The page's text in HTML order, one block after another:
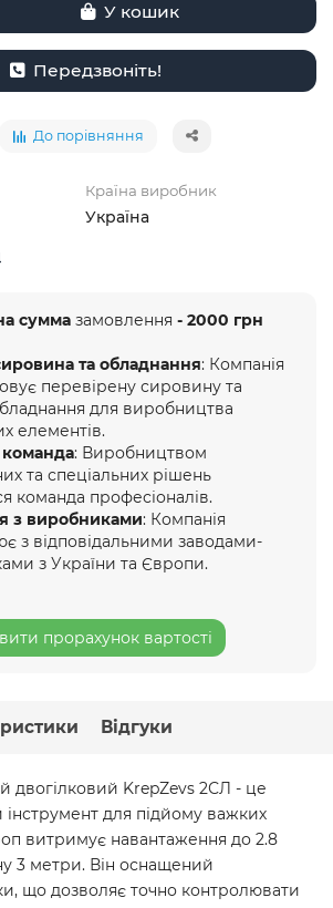
У кошик
Передзвоніть!
До порівняння
Країна виробник
Україна
сумма замовлення - 2000 грн
та обладнання: Компанія
перевірену сировину та
для виробництва
елементів.
команда: Виробництвом
та спеціальних рішень
команда професіоналів.
з виробниками: Компанія
з відповідальними заводами-
з України та Європи.
прорахунок вартості
Відгуки
двогілковий KrepZevs 2СЛ - це
інструмент для підйому важких
витримує навантаження до 2.8
3 метри. Він оснащений
що дозволяє точно контролювати